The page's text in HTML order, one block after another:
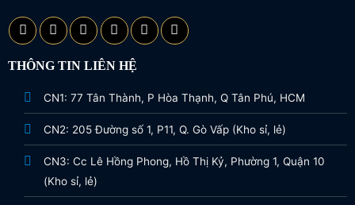
THÔNG TIN LIÊN HỆ
CN1: 77 Tân Thành, P Hòa Thạnh, Q Tân Phú, HCM
CN2: 205 Đường số 1, P11, Q. Gò Vấp (Kho sỉ, lẻ)
CN3: Cc Lê Hồng Phong, Hồ Thị Kỷ, Phường 1, Quận 10
(Kho sỉ, lẻ)